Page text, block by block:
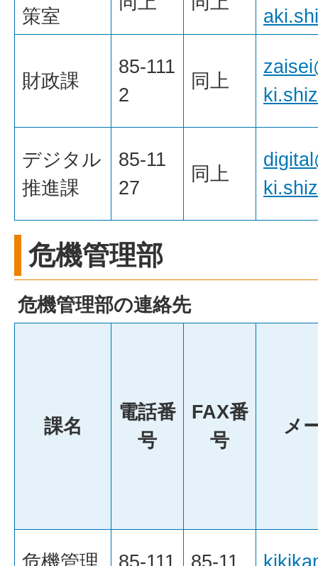
策室
財政課
85-111
2
同上
デジタル
推進課
85-11
27
同上
危機管理部
危機管理部の連絡先
課名
電話番
号
FAX番
号
メ